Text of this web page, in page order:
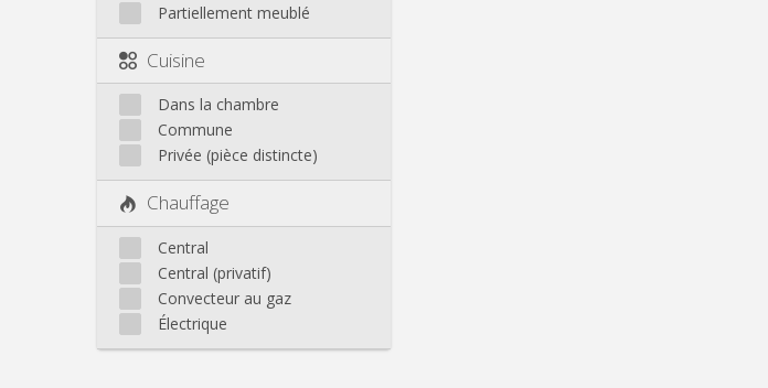
Partiellement meublé
Cuisine
Dans la chambre
Commune
Privée (pièce distincte)
Chauffage
Central
Central (privatif)
Convecteur au gaz
Électrique